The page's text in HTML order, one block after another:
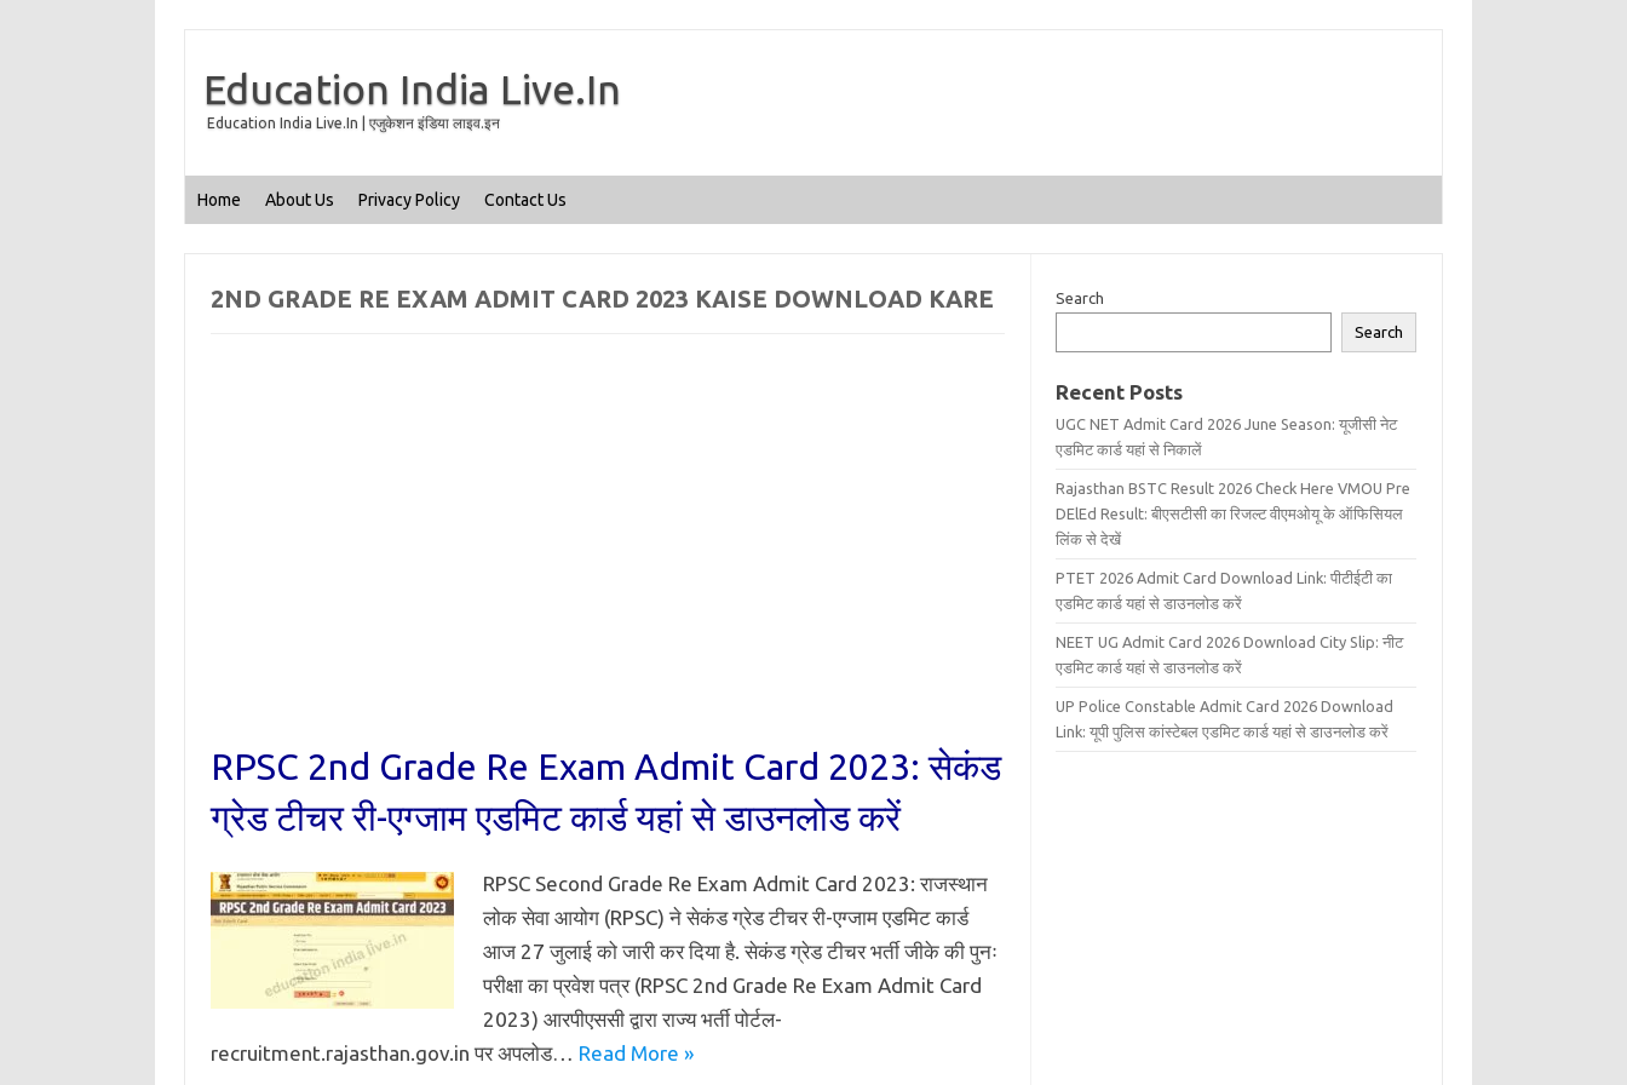
Education India Live.In
Education India Live.In | एजुकेशन इंडिया लाइव.इन
Home About Us Privacy Policy Contact Us
2ND GRADE RE EXAM ADMIT CARD 2023 KAISE DOWNLOAD KARE
RPSC 2nd Grade Re Exam Admit Card 2023: सेकंड
ग्रेड टीचर री-एग्जाम एडमिट कार्ड यहां से डाउनलोड करें
RPSC Second Grade Re Exam Admit Card 2023: राजस्थान
लोक सेवा आयोग (RPSC) ने सेकंड ग्रेड टीचर री-एग्जाम एडमिट कार्ड
आज 27 जुलाई को जारी कर दिया है. सेकंड ग्रेड टीचर भर्ती जीके की पुनः
परीक्षा का प्रवेश पत्र (RPSC 2nd Grade Re Exam Admit Card
2023) आरपीएससी द्वारा राज्य भर्ती पोर्टल-
recruitment.rajasthan.gov.in पर अपलोड… Read More »
Search
Search
Recent Posts
UGC NET Admit Card 2026 June Season: यूजीसी नेट
एडमिट कार्ड यहां से निकालें
Rajasthan BSTC Result 2026 Check Here VMOU Pre
DElEd Result: बीएसटीसी का रिजल्ट वीएमओयू के ऑफिसियल
लिंक से देखें
PTET 2026 Admit Card Download Link: पीटीईटी का
एडमिट कार्ड यहां से डाउनलोड करें
NEET UG Admit Card 2026 Download City Slip: नीट
एडमिट कार्ड यहां से डाउनलोड करें
UP Police Constable Admit Card 2026 Download
Link: यूपी पुलिस कांस्टेबल एडमिट कार्ड यहां से डाउनलोड करें